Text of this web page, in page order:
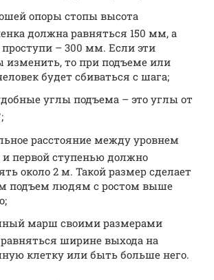
опоры стопы высота
должна равняться 150 мм, а
– 300 мм. Если эти
изменить, то при подъеме или
будет сбиваться с шага;
углы подъема – это углы от
расстояние между уровнем
и первой ступенью должно
около 2 м. Такой размер сделает
подъем людям с ростом выше
марш своими размерами
ширине выхода на
клетку или быть больше него.